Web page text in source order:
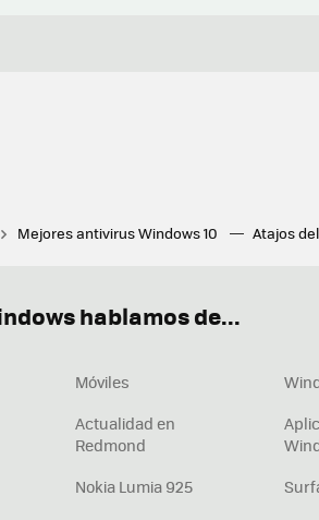
Mejores antivirus Windows 10 Atajos
hablamos de...
Móviles
Actualidad en
Redmond
Nokia Lumia 925